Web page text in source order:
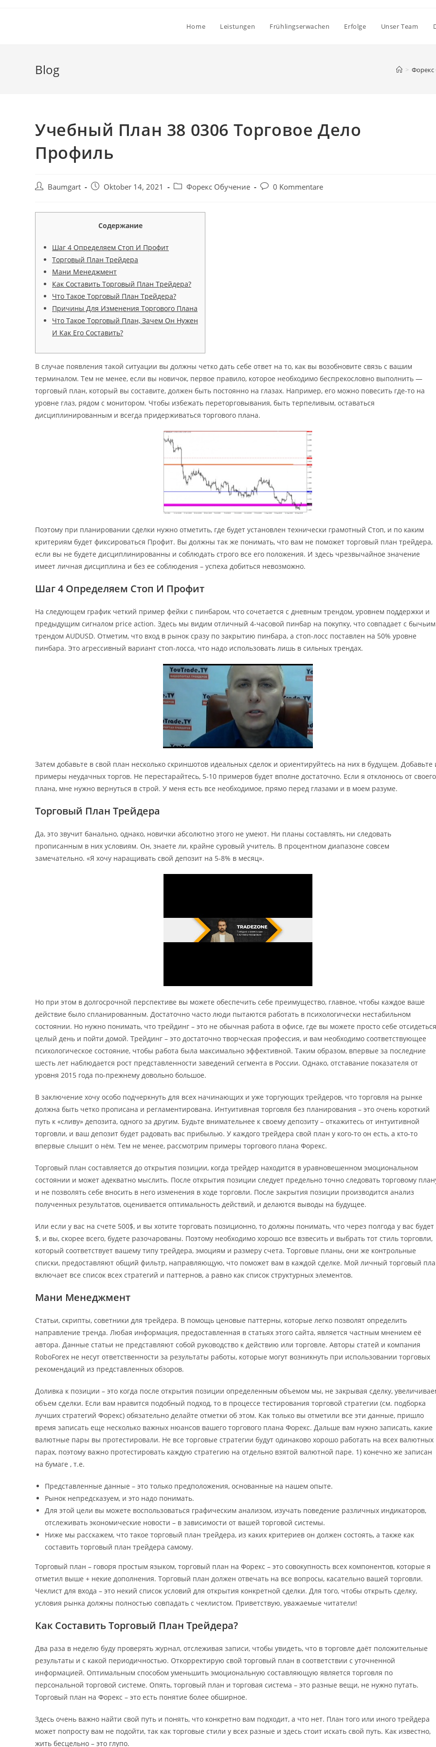
Home Leistungen Frühlingserwachen Erfolge Unser Team
Blog >
Учебный План 38 0306 Торговое Дело
Профиль
Beitrags-
Baumgart
BeitragOktober 14, 2021
Beitrags-
Форекс Обучение
Beitrags-
0 Kommentare
Содержание
Шаг 4 Определяем Стоп И Профит
Торговый План Трейдера
Мани Менеджмент
Как Составить Торговый План Трейдера?
Что Такое Торговый План Трейдера?
Причины Для Изменения Торгового Плана
Что Такое Торговый План, Зачем Он Нужен
И Как Его Составить?
В случае появления такой ситуации вы должны четко дать себе ответ на то, как вы возобновите связь с вашим
терминалом. Тем не менее, если вы новичок, первое правило, которое необходимо беспрекословно выполнить —
торговый план, который вы составите, должен быть постоянно на глазах. Например, его можно повесить где-то на
уровне глаз, рядом с монитором. Чтобы избежать переторговывания, быть терпеливым, оставаться
дисциплинированным и всегда придерживаться торгового плана.
Поэтому при планировании сделки нужно отметить, где будет установлен технически грамотный Стоп, и по каким
критериям будет фиксироваться Профит. Вы должны так же понимать, что вам не поможет торговый план трейдера,
если вы не будете дисциплинированны и соблюдать строго все его положения. И здесь чрезвычайное значение
имеет личная дисциплина и без ее соблюдения – успеха добиться невозможно.
Шаг 4 Определяем Стоп И Профит
На следующем график четкий пример фейки с пинбаром, что сочетается с дневным трендом, уровнем поддержки и
предыдущим сигналом price action. Здесь мы видим отличный 4-часовой пинбар на покупку, что совпадает с бычьим
трендом AUDUSD. Отметим, что вход в рынок сразу по закрытию пинбара, а стоп-лосс поставлен на 50% уровне
пинбара. Это агрессивный вариант стоп-лосса, что надо использовать лишь в сильных трендах.
Затем добавьте в свой план несколько скриншотов идеальных сделок и ориентируйтесь на них в будущем. Добавьте
примеры неудачных торгов. Не перестарайтесь, 5-10 примеров будет вполне достаточно. Если я отклонюсь от своего
плана, мне нужно вернуться в строй. У меня есть все необходимое, прямо перед глазами и в моем разуме.
Торговый План Трейдера
Да, это звучит банально, однако, новички абсолютно этого не умеют. Ни планы составлять, ни следовать
прописанным в них условиям. Он, знаете ли, крайне суровый учитель. В процентном диапазоне совсем
замечательно. «Я хочу наращивать свой депозит на 5-8% в месяц».
Но при этом в долгосрочной перспективе вы можете обеспечить себе преимущество, главное, чтобы каждое ваше
действие было спланированным. Достаточно часто люди пытаются работать в психологически нестабильном
состоянии. Но нужно понимать, что трейдинг – это не обычная работа в офисе, где вы можете просто себе отсидеться
целый день и пойти домой. Трейдинг – это достаточно творческая профессия, и вам необходимо соответствующее
психологическое состояние, чтобы работа была максимально эффективной. Таким образом, впервые за последние
шесть лет наблюдается рост представленности заведений сегмента в России. Однако, отставание показателя от
уровня 2015 года по-прежнему довольно большое.
В заключение хочу особо подчеркнуть для всех начинающих и уже торгующих трейдеров, что торговля на рынке
должна быть четко прописана и регламентирована. Интуитивная торговля без планирования – это очень короткий
путь к «сливу» депозита, одного за другим. Будьте внимательнее к своему депозиту – откажитесь от интуитивной
торговли, и ваш депозит будет радовать вас прибылью. У каждого трейдера свой план у кого-то он есть, а кто-то
впервые слышит о нём. Тем не менее, рассмотрим примеры торгового плана Форекс.
Торговый план составляется до открытия позиции, когда трейдер находится в уравновешенном эмоциональном
состоянии и может адекватно мыслить. После открытия позиции следует предельно точно следовать торговому
и не позволять себе вносить в него изменения в ходе торговли. После закрытия позиции производится анализ
полученных результатов, оценивается оптимальность действий, и делаются выводы на будущее.
Или если у вас на счете 500$, и вы хотите торговать позиционно, то должны понимать, что через полгода у вас будет
$, и вы, скорее всего, будете разочарованы. Поэтому необходимо хорошо все взвесить и выбрать тот стиль торговли,
который соответствует вашему типу трейдера, эмоциям и размеру счета. Торговые планы, они же контрольные
списки, предоставляют общий фильтр, направляющую, что поможет вам в каждой сделке. Мой личный торговый
включает все список всех стратегий и паттернов, а равно как список структурных элементов.
Мани Менеджмент
Статьи, скрипты, советники для трейдера. В помощь ценовые паттерны, которые легко позволят определить
направление тренда. Любая информация, предоставленная в статьях этого сайта, является частным мнением её
автора. Данные статьи не представляют собой руководство к действию или торговле. Авторы статей и компания
RoboForex не несут ответственности за результаты работы, которые могут возникнуть при использовании торговых
рекомендаций из представленных обзоров.
Доливка к позиции – это когда после открытия позиции определенным объемом мы, не закрывая сделку,
объем сделки. Если вам нравится подобный подход, то в процессе тестирования торговой стратегии (см. подборка
лучших стратегий Форекс) обязательно делайте отметки об этом. Как только вы отметили все эти данные, пришло
время записать еще несколько важных нюансов вашего торгового плана Форекс. Дальше вам нужно записать, какие
валютные пары вы протестировали. Не все торговые стратегии будут одинаково хорошо работать на всех валютных
парах, поэтому важно протестировать каждую стратегию на отдельно взятой валютной паре. 1) конечно же записан
на бумаге , т.е.
Представленные данные – это только предположения, основанные на нашем опыте.
Рынок непредсказуем, и это надо понимать.
Для этой цели вы можете воспользоваться графическим анализом, изучать поведение различных индикаторов,
отслеживать экономические новости – в зависимости от вашей торговой системы.
Ниже мы расскажем, что такое торговый план трейдера, из каких критериев он должен состоять, а также как
составить торговый план трейдера самому.
Торговый план – говоря простым языком, торговый план на Форекс – это совокупность всех компонентов, которые я
отметил выше + некие дополнения. Торговый план должен отвечать на все вопросы, касательно вашей торговли.
Чеклист для входа – это некий список условий для открытия конкретной сделки. Для того, чтобы открыть сделку,
условия рынка должны полностью совпадать с чеклистом. Приветствую, уважаемые читатели!
Как Составить Торговый План Трейдера?
Два раза в неделю буду проверять журнал, отслеживая записи, чтобы увидеть, что в торговле даёт положительные
результаты и с какой периодичностью. Откорректирую свой торговый план в соответствии с уточненной
информацией. Оптимальным способом уменьшить эмоциональную составляющую является торговля по
персональной торговой системе. Опять, торговый план и торговая система – это разные вещи, не нужно путать.
Торговый план на Форекс – это есть понятие более обширное.
Здесь очень важно найти свой путь и понять, что конкретно вам подходит, а что нет. План того или иного трейдера
может попросту вам не подойти, так как торговые стили у всех разные и здесь стоит искать свой путь. Как известно,
жить бесцельно – это глупо.